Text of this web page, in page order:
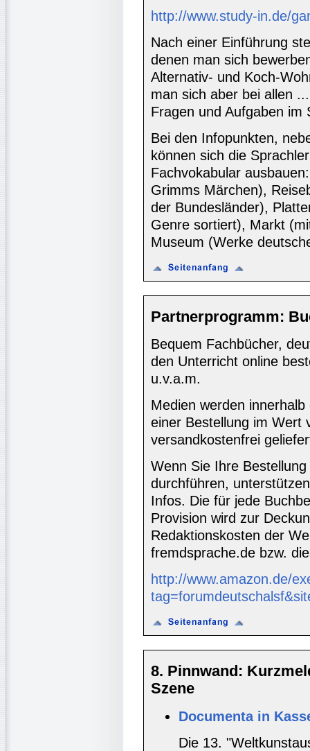
http://www.study-in.de/
Nach einer Einführung
denen man sich
Alternativ- und Koch-
man sich aber bei allen
Fragen und Aufgaben im
Bei den Infopunkten,
können sich die
Fachvokabular
Grimms Märchen),
der Bundesländer),
Genre sortiert), Markt
Museum (Werke
Partnerprogramm:
Bequem Fachbücher,
den Unterricht online
u.v.a.m.
Medien werden
einer Bestellung im Wert
versandkostenfrei
Wenn Sie Ihre
durchführen,
Infos. Die für jede
Provision wird zur
Redaktionskosten der
fremdsprache.de bzw.
http://www.amazon.de/
8. Pinnwand:
Szene
Documenta in
Die 13.